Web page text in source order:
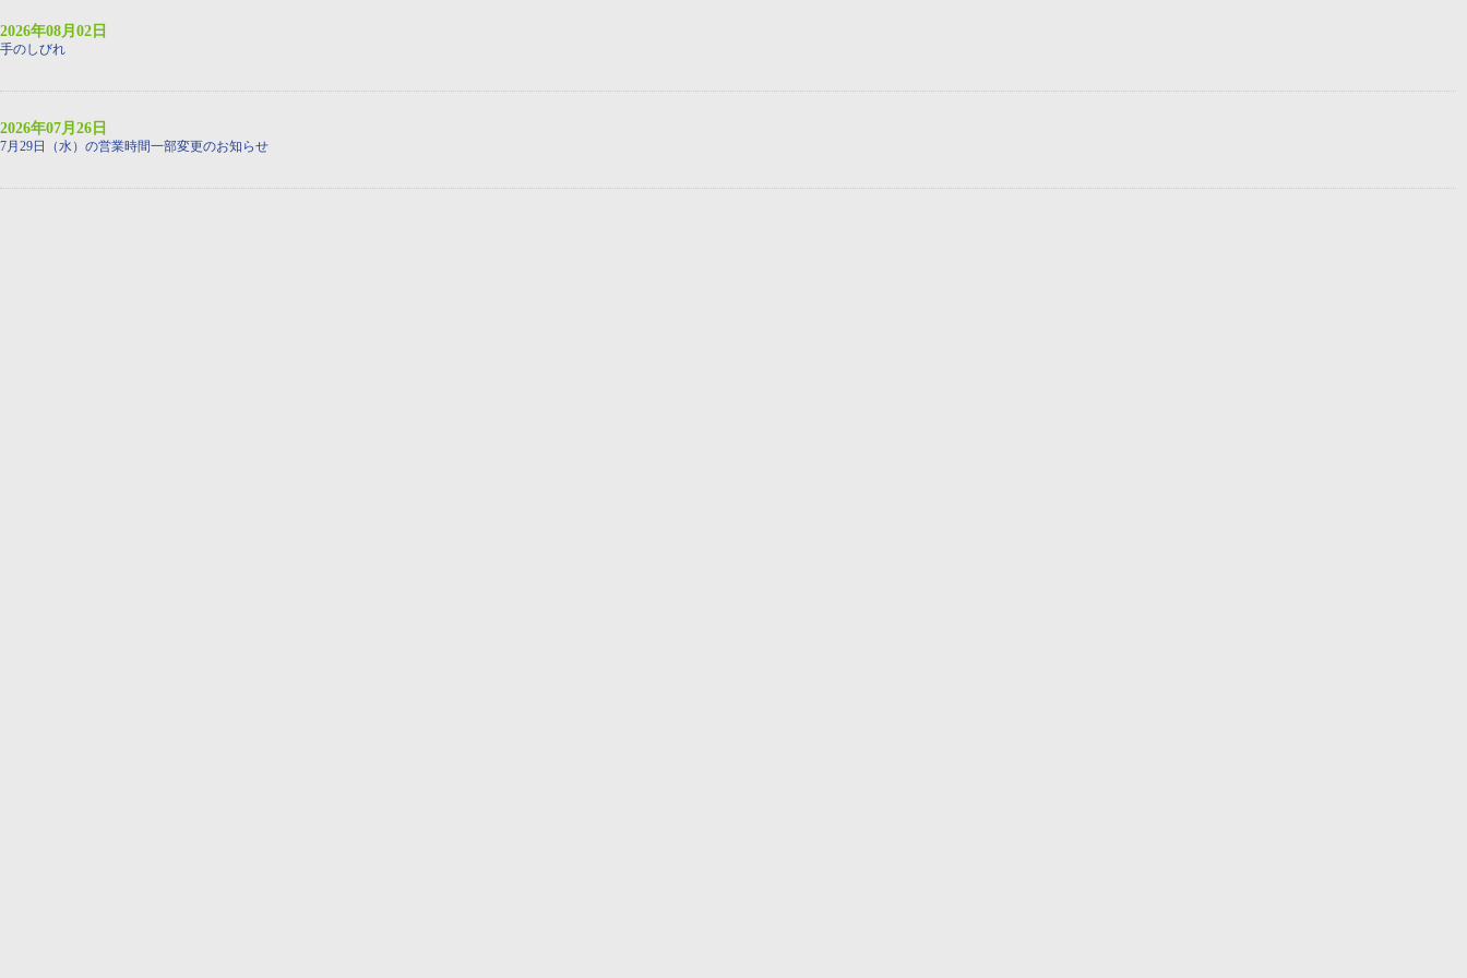
2026年08月02日
手のしびれ
2026年07月26日
7月29日（水）の営業時間一部変更のお知らせ